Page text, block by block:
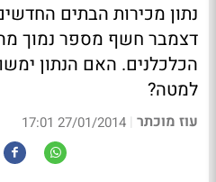
נתון מכירות הבתים
דצמבר חשף מספר נמוך
הכלכלנים. האם הנתון
למטה?
עוז מוכתר |
27/01/2014 17:01